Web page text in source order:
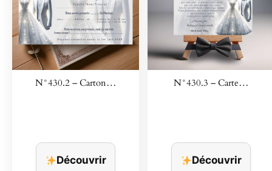
N°430.2 – Carton…
Découvrir
N°430.3 – Carte…
Découvrir